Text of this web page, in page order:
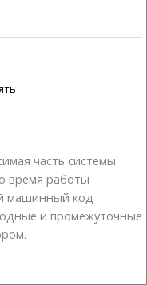
часть системы
время работы
машинный код
и промежуточные